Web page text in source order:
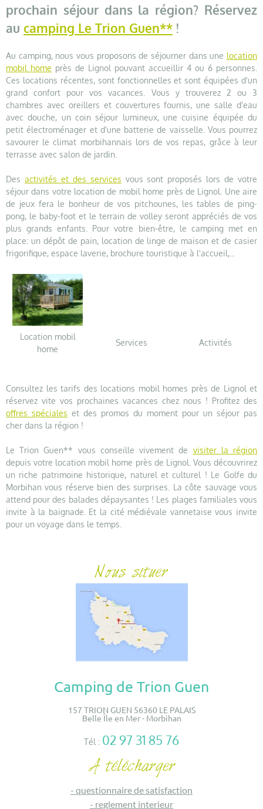
prochain séjour dans la région? Réservez
au camping Le Trion Guen** !
Au camping, nous vous proposons de séjourner dans une location
mobil home près de Lignol pouvant accueillir 4 ou 6 personnes.
Ces locations récentes, sont fonctionnelles et sont équipées d'un
grand confort pour vos vacances. Vous y trouverez 2 ou 3
chambres avec oreillers et couvertures fournis, une salle d'eau
avec douche, un coin séjour lumineux, une cuisine équipée du
petit électroménager et d'une batterie de vaisselle. Vous pourrez
savourer le climat morbihannais lors de vos repas, grâce à leur
terrasse avec salon de jardin.
Des activités et des services vous sont proposés lors de votre
séjour dans votre location de mobil home près de Lignol. Une aire
de jeux fera le bonheur de vos pitchounes, les tables de ping-
pong, le baby-foot et le terrain de volley seront appréciés de vos
plus grands enfants. Pour votre bien-être, le camping met en
place: un dépôt de pain, location de linge de maison et de casier
frigorifique, espace laverie, brochure touristique à l'accueil,...
Location mobil
home
Services Activités
Consultez les tarifs des locations mobil homes près de Lignol et
réservez vite vos prochaines vacances chez nous ! Profitez des
offres spéciales et des promos du moment pour un séjour pas
cher dans la région !
Le Trion Guen** vous conseille vivement de visiter la région
depuis votre location mobil home près de Lignol. Vous découvrirez
un riche patrimoine historique, naturel et culturel ! Le Golfe du
Morbihan vous réserve bien des surprises. La côte sauvage vous
attend pour des balades dépaysantes ! Les plages familiales vous
invite à la baignade. Et la cité médiévale vannetaise vous invite
pour un voyage dans le temps.
Camping de Trion Guen
157 TRION GUEN 56360 LE PALAIS
Belle Île en Mer - Morbihan
Tél : 02 97 31 85 76
- questionnaire de satisfaction
- reglement interieur